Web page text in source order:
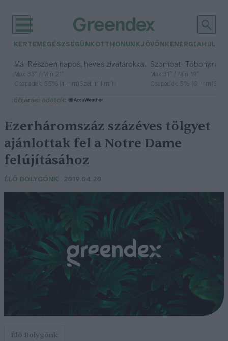
KERTEM EGÉSZSÉGÜNK OTTHONUNKJÖVŐNK ENERGIA
Ma– Részben napos, heves zivatarokkal
Max 33° / Min 21°
Csapadék: 55% (1 mm)Szél: 11 km/h
Szombat– Többnyire
Max 31° / Min 19°
Csapadék: 5% (0 mm)
időjárási adatok:
Ezerháromszáz százéves tölgyet
ajánlottak fel a Notre Dame
felújításához
ÉLŐ BOLYGÓNK 2019.04.20
Élő Bolygónk